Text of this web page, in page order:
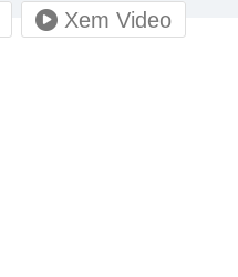
Xem Video